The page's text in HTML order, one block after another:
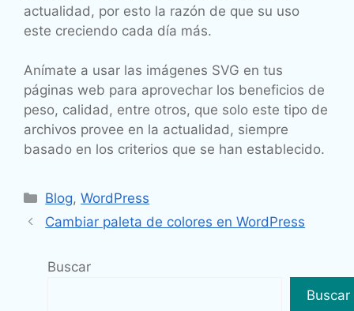
actualidad, por esto la razón de que su uso
este creciendo cada día más.
Anímate a usar las imágenes SVG en tus
páginas web para aprovechar los beneficios de
peso, calidad, entre otros, que solo este tipo de
archivos provee en la actualidad, siempre
basado en los criterios que se han establecido.
Categorías
Blog,WordPress
Cambiar paleta de colores en WordPress
Buscar
Buscar